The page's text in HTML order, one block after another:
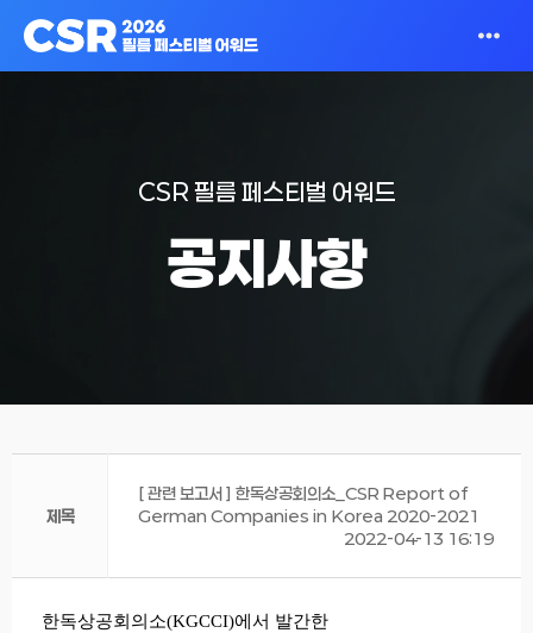
CSR 필름 페스티벌 어워드
공지사항
제목
[ 관련 보고서 ] 한독상공회의소_CSR Report of
German Companies in Korea 2020-2021
2022-04-13 16:19
한독상공회의소(KGCCI)에서 발간한